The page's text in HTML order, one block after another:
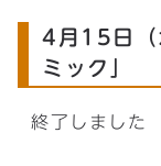
4月15日（
ミック」
終了しました